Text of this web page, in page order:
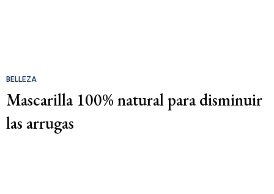
BELLEZA
Mascarilla 100% natural para disminuir
las arrugas